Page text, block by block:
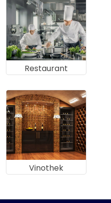
Restaurant
Vinothek